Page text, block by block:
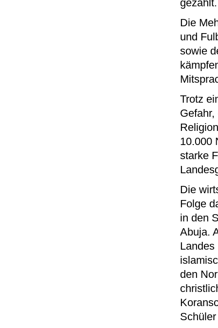
Die
und
sowie
Trotz
10.000
starke
Die
Folge
in den
Abuja.
Landes
den